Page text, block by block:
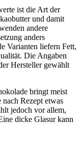
ist die Art der
und damit
andere
anders
Varianten liefern Fett,
Die Angaben
Hersteller gewählt
bringt meist
Rezept etwas
jedoch vor allem,
dicke Glasur kann